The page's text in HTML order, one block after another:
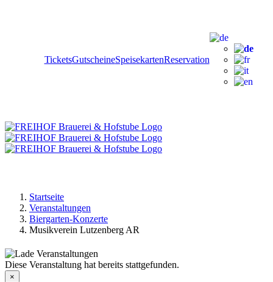
TicketsGutscheineSpeisekartenReservation
Startseite
Veranstaltungen
Biergarten-Konzerte
Musikverein Lutzenberg AR
Diese Veranstaltung hat bereits stattgefunden.
×